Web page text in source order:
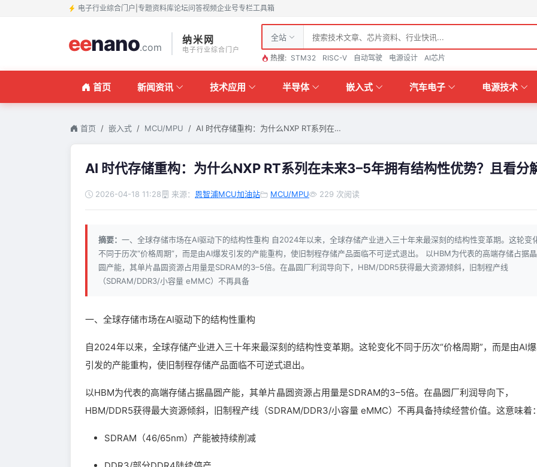
电子行业综合门户 专题资料库论坛问答视频企业号专栏工具箱
eenano.com
纳米网
电子行业综合门户
全站
热搜: STM32 RISC-V 自动驾驶 电源设计 AI芯片
首页 新闻资讯 技术应用 半导体 嵌入式 汽车电子 电源技术
首页 嵌入式 MCU/MPU AI 时代存储重构：为什么NXP RT系列在…
AI 时代存储重构：为什么NXP RT系列在未来3–5年拥有结构性优势？且看分
2026-04-18 11:28 来源： 恩智浦MCU加油站 MCU/MPU 229 次阅读
摘要： 一、全球存储市场在AI驱动下的结构性重构 自2024年以来，全球存储产业进入三十年来最深刻的结构性变革期。这轮变
不同于历次“价格周期”，而是由AI爆发引发的产能重构，使旧制程存储产品面临不可逆式退出。 以HBM为代表的高端存储占据晶
圆产能，其单片晶圆资源占用量是SDRAM的3–5倍。在晶圆厂利润导向下，HBM/DDR5获得最大资源倾斜，旧制程产线
（SDRAM/DDR3/小容量 eMMC）不再具备
一、全球存储市场在AI驱动下的结构性重构
自2024年以来，全球存储产业进入三十年来最深刻的结构性变革期。这轮变化不同于历次“价格周期”，而是由AI
引发的产能重构，使旧制程存储产品面临不可逆式退出。
以HBM为代表的高端存储占据晶圆产能，其单片晶圆资源占用量是SDRAM的3–5倍。在晶圆厂利润导向下，
HBM/DDR5获得最大资源倾斜，旧制程产线（SDRAM/DDR3/小容量 eMMC）不再具备持续经营价值。这意味着
SDRAM（46/65nm）产能被持续削减